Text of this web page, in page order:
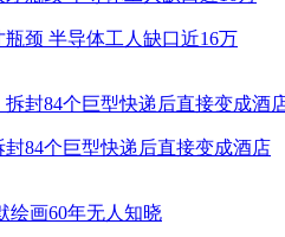
颈 半导体工人缺口近16万
84个巨型快递后直接变成酒店